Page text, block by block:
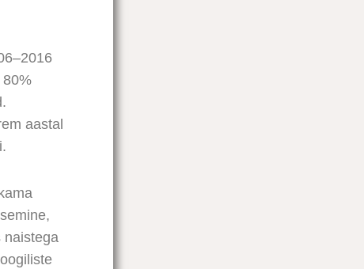
80%
aastal
naistega